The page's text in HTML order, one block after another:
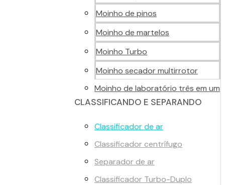
Moinho de pinos
Moinho de martelos
Moinho Turbo
Moinho secador multirrotor
Moinho de laboratório três em um
CLASSIFICANDO E SEPARANDO
Classificador de ar
Classificador centrífugo
Separador de ar
Classificador Turbo-Duplo